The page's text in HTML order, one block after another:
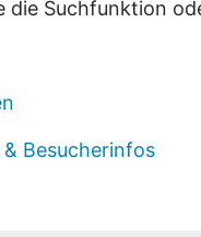
die Suchfunktion
Besucherinfos